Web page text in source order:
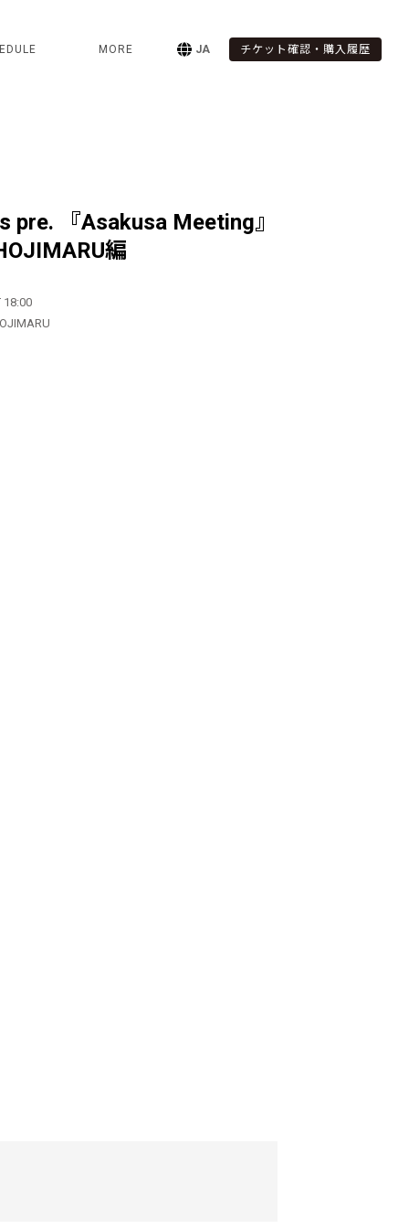
MORE JA チケット確認・購入履歴
pre. 『Asakusa Meeting』
編
18:00